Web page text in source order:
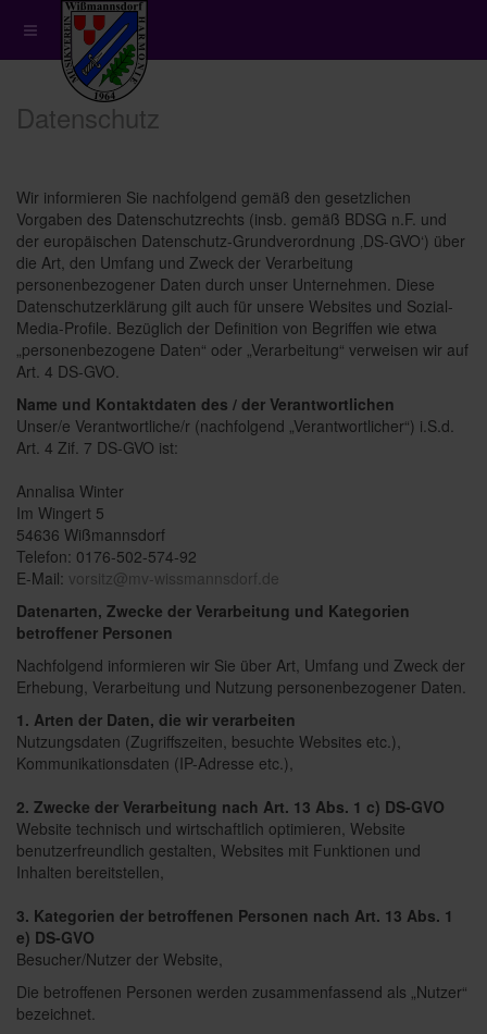
Datenschutz
Wir informieren Sie nachfolgend gemäß den gesetzlichen
Vorgaben des Datenschutzrechts (insb. gemäß BDSG n.F. und
der europäischen Datenschutz-Grundverordnung ‚DS-GVO‘) über
die Art, den Umfang und Zweck der Verarbeitung
personenbezogener Daten durch unser Unternehmen. Diese
Datenschutzerklärung gilt auch für unsere Websites und Sozial-
Media-Profile. Bezüglich der Definition von Begriffen wie etwa
„personenbezogene Daten“ oder „Verarbeitung“ verweisen wir auf
Art. 4 DS-GVO.
Name und Kontaktdaten des / der Verantwortlichen
Unser/e Verantwortliche/r (nachfolgend „Verantwortlicher“) i.S.d.
Art. 4 Zif. 7 DS-GVO ist:
Annalisa Winter
Im Wingert 5
54636 Wißmannsdorf
Telefon: 0176-502-574-92
E-Mail: vorsitz@mv-wissmannsdorf.de
Datenarten, Zwecke der Verarbeitung und Kategorien
betroffener Personen
Nachfolgend informieren wir Sie über Art, Umfang und Zweck der
Erhebung, Verarbeitung und Nutzung personenbezogener Daten.
1. Arten der Daten, die wir verarbeiten
Nutzungsdaten (Zugriffszeiten, besuchte Websites etc.),
Kommunikationsdaten (IP-Adresse etc.),
2. Zwecke der Verarbeitung nach Art. 13 Abs. 1 c) DS-GVO
Website technisch und wirtschaftlich optimieren, Website
benutzerfreundlich gestalten, Websites mit Funktionen und
Inhalten bereitstellen,
3. Kategorien der betroffenen Personen nach Art. 13 Abs. 1
e) DS-GVO
Besucher/Nutzer der Website,
Die betroffenen Personen werden zusammenfassend als „Nutzer“
bezeichnet.